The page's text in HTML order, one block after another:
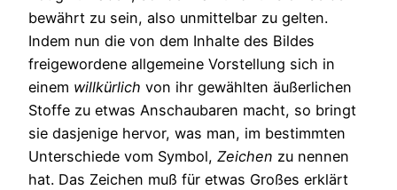
bewährt zu sein, also unmittelbar zu gelten.
Indem nun die von dem Inhalte des Bildes
freigewordene allgemeine Vorstellung sich in
einem willkürlich von ihr gewählten äußerlichen
Stoffe zu etwas Anschaubaren macht, so bringt
sie dasjenige hervor, was man, im bestimmten
Unterschiede vom Symbol, Zeichen zu nennen
hat. Das Zeichen muß für etwas Großes erklärt